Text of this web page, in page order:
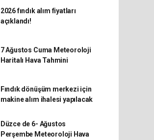
2026 fındık alım fiyatları
açıklandı!
7 Ağustos Cuma Meteoroloji
Haritalı Hava Tahmini
Fındık dönüşüm merkezi için
makine alım ihalesi yapılacak
Düzce de 6- Ağustos
Perşembe Meteoroloji Hava